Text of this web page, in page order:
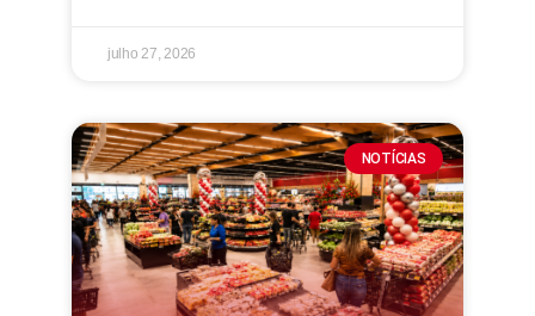
julho 27, 2026
NOTÍCIAS